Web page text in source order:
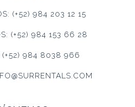
(+52) 984 203 12 15
(+52) 984 153 66 28
(+52) 984 8038 966